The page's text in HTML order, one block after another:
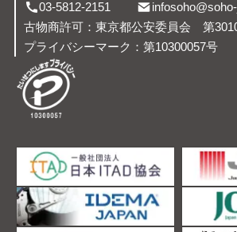
03-5812-2151
古物商許可：東京都公安委員会 第
プライバシーマーク：第10300057号